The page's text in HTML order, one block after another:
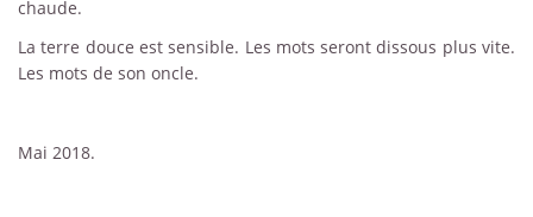
chaude.
La terre douce est sensible. Les mots seront dissous plus vite.
Les mots de son oncle.
Mai 2018.